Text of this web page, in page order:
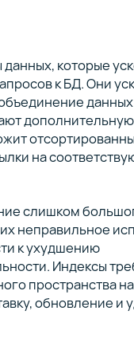
данных, которые
к БД. Они
дополнительную
на
слишком
неправильное
к ухудшению
Индексы
пространства
обновление и